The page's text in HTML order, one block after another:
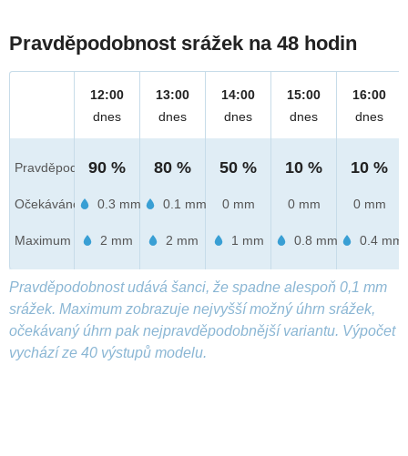
Pravděpodobnost srážek na 48 hodin
Pravděpod.
Očekáváno
Maximum
12:00
dnes
90 %
0.3 mm
2 mm
13:00
dnes
80 %
0.1 mm
2 mm
14:00
dnes
50 %
0 mm
1 mm
15:00
dnes
10 %
0 mm
0.8 mm
16:00
dnes
10 %
0 mm
0.4 mm
Pravděpodobnost udává šanci, že spadne alespoň 0,1 mm
srážek. Maximum zobrazuje nejvyšší možný úhrn srážek,
očekávaný úhrn pak nejpravděpodobnější variantu. Výpočet
vychází ze 40 výstupů modelu.